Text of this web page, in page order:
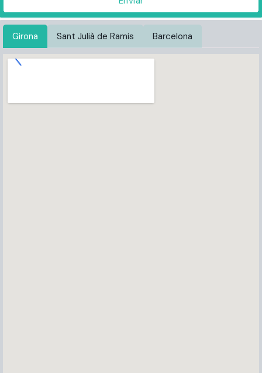
Girona Sant Julià de Ramis Barcelona